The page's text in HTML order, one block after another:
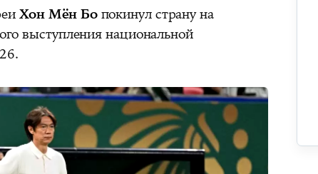
Хон Мён Бопокинул страну на
выступления национальной